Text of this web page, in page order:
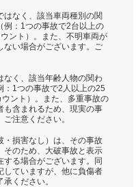
はなく、該当車両種別の関
例：1つの事故で2台以上の
ント）。また、不明車両が
ない場合がございます。ご
なく、該当年齢人物の関わ
：1つの事故で2人以上の25
ント）。また、多重事故の
も含まれるため、現実の事
注意ください。
・損害なし）は、その事故
そのため、大破事故と表示
る場合がございます。同
していますが、他に負傷者
ください。